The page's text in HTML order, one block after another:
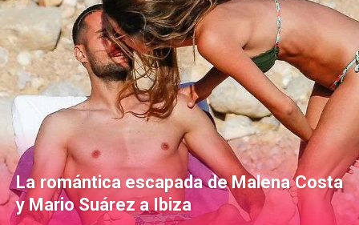
La romántica escapada de Malena Costa
y Mario Suárez a Ibiza